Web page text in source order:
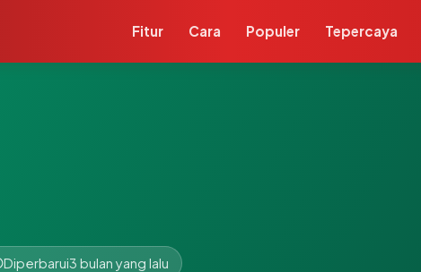
Fitur Cara Populer Tepercaya
Diperbarui3 bulan yang lalu